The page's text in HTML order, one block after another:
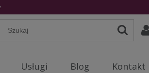
Usługi Blog Kontakt